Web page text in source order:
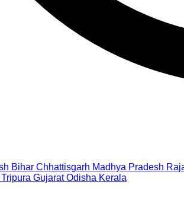
Bihar Chhattisgarh Madhya Pradesh
Tripura Gujarat Odisha Kerala